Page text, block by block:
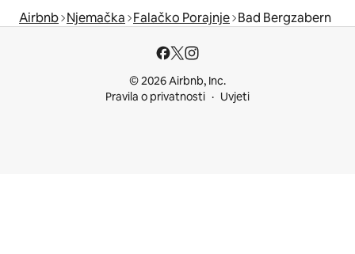
Airbnb Njemačka Falačko Porajnje Bad Bergzabern
© 2026 Airbnb, Inc.
Pravila o privatnosti
Uvjeti